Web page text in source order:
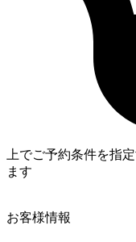
上でご予約条件を指
ます
お客様情報